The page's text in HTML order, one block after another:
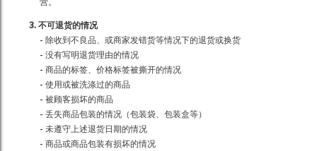
3. 不可退货的情况
- 除收到不良品、或商家发错货等情况下的退货或换货
- 没有写明退货理由的情况
- 商品的标签、价格标签被撕开的情况
- 使用或被洗涤过的商品
- 被顾客损坏的商品
- 丢失商品包装的情况（包装袋、包装盒等）
- 未遵守上述退货日期的情况
- 商品或商品包装有损坏的情况